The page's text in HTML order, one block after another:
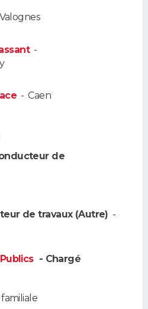
Valognes
-
-Caen
de
de travaux (Autre) -
- Chargé